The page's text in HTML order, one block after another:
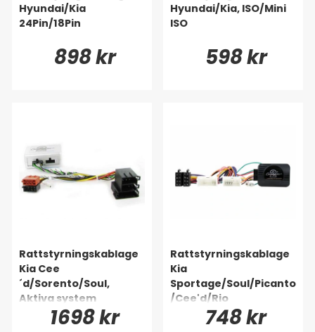
Hyundai/Kia
24Pin/18Pin
898 kr
Hyundai/Kia, ISO/Mini
ISO
598 kr
Rattstyrningskablage
Kia Cee
´d/Sorento/Soul,
Aktiva system
1698 kr
Rattstyrningskablage
Kia
Sportage/Soul/Picanto
/Cee'd/Rio
748 kr